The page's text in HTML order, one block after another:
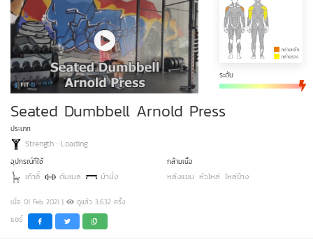
ระดับ
Seated Dumbbell Arnold Press
ประเภท
Strength : Loading
อุปกรณ์ที่ใช้
เก้าอี้ ดัมเบล ม้านั่ง
กล้ามเนื้อ
หลังแขน หัวไหล่ ไหล่ข้าง
เมื่อ 01 Feb 2021 | ดูแล้ว 3,632 ครั้ง
แชร์